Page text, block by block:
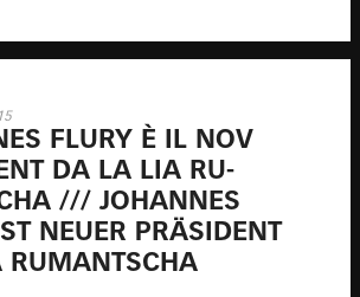
FLURY È IL NOV
DA LA LIA RU­
/// JO­HANNES
NEUER PRÄ­SI­DENT
RU­MANTS­CHA